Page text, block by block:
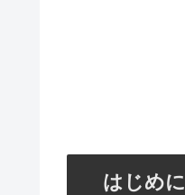
はじめに